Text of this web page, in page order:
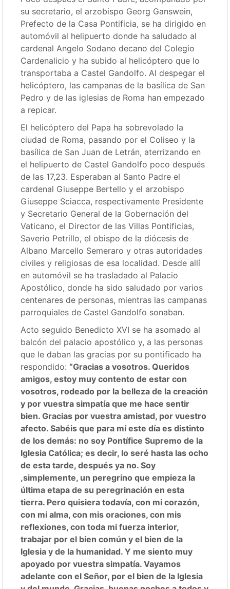
su secretario, el arzobispo Georg Ganswein,
Prefecto de la Casa Pontificia, se ha dirigido en
automóvil al helipuerto donde ha saludado al
cardenal Angelo Sodano decano del Colegio
Cardenalicio y ha subido al helicóptero que lo
transportaba a Castel Gandolfo. Al despegar el
helicóptero, las campanas de la basílica de San
Pedro y de las iglesias de Roma han empezado
a repicar.
El helicóptero del Papa ha sobrevolado la
ciudad de Roma, pasando por el Coliseo y la
basílica de San Juan de Letrán, aterrizando en
el helipuerto de Castel Gandolfo poco después
de las 17,23. Esperaban al Santo Padre el
cardenal Giuseppe Bertello y el arzobispo
Giuseppe Sciacca, respectivamente Presidente
y Secretario General de la Gobernación del
Vaticano, el Director de las Villas Pontificias,
Saverio Petrillo, el obispo de la diócesis de
Albano Marcello Semeraro y otras autoridades
civiles y religiosas de esa localidad. Desde allí
en automóvil se ha trasladado al Palacio
Apostólico, donde ha sido saludado por varios
centenares de personas, mientras las campanas
parroquiales de Castel Gandolfo sonaban.
Acto seguido Benedicto XVI se ha asomado al
balcón del palacio apostólico y, a las personas
que le daban las gracias por su pontificado ha
respondido: “Gracias a vosotros. Queridos
amigos, estoy muy contento de estar con
vosotros, rodeado por la belleza de la creación
y por vuestra simpatía que me hace sentir
bien. Gracias por vuestra amistad, por vuestro
afecto. Sabéis que para mí este día es distinto
de los demás: no soy Pontífice Supremo de la
Iglesia Católica; es decir, lo seré hasta las ocho
de esta tarde, después ya no. Soy
,simplemente, un peregrino que empieza la
última etapa de su peregrinación en esta
tierra. Pero quisiera todavía, con mi corazón,
con mi alma, con mis oraciones, con mis
reflexiones, con toda mi fuerza interior,
trabajar por el bien común y el bien de la
Iglesia y de la humanidad. Y me siento muy
apoyado por vuestra simpatía. Vayamos
adelante con el Señor, por el bien de la Iglesia